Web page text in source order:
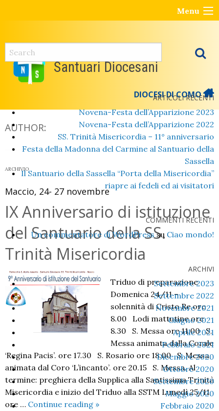
Menu
ARTICOLI RECENTI
Novena-Festa dell’Apparizione 2023
Novena-Festa dell’Apparizione 2022
SS. Trinità Misericordia – 11° anniversario
Festa della Madonna del Carmine al Santuario della
Sassella
Il Santuario della Sassella “Porta della Misericordia”
riapre ai fedeli ed ai visitatori
COMMENTI RECENTI
Un commentatore di WordPresssu Ciao mondo!
ARCHIVI
Settembre 2023
Settembre 2022
Novembre 2021
Giugno 2021
Aprile 2021
Febbraio 2021
Dicembre 2020
Ottobre 2020
Settembre 2020
Maggio 2020
Febbraio 2020
Santuari Diocesani
DIOCESI DI COMO
AUTHOR:
ARCHIVIO
Maccio, 24- 27 novembre
IX Anniversario di istituzione
del Santuario della SS.
Trinità Misericordia
Triduo di preparazione
Domenica 24/11 –
solennità di Cristo Re ore
8.00 Lodi mattutine ore
8.30 S. Messa ore 11.00 S.
Messa animata dalla Corale
‘Regina Pacis’. ore 17.30 S. Rosario ore 18.00 S. Messa
animata dal Coro ‘L’incanto’. ore 20.15 S. Messa. Al
termine: preghiera della Supplica alla Santissima Trinità
Misericordia e inizio del Triduo alla SSTM Lunedì 25/11
ore … Continue reading IX
»